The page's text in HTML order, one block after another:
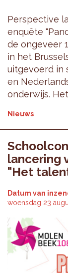
Perspective
enquête
de ongeveer
in het
uitgevoerd in
en
onderwijs.
Nieuws
lancering
"Het
Datum van
woensdag 23